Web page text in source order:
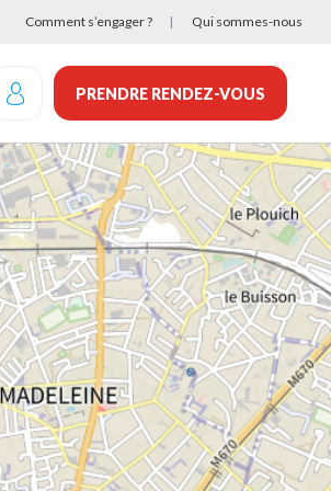
Comment s’engager ? Qui sommes-nous
UNE RECHERCHE
PRENDRE RENDEZ-VOUS